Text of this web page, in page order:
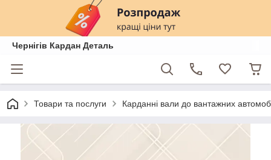
Чернігів Кардан Деталь
Товари та послуги Карданні вали до вантажних